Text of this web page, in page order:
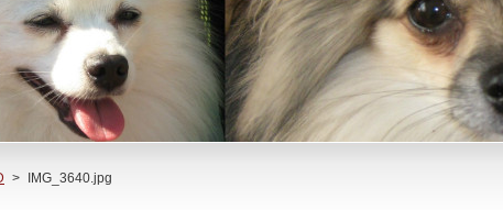
> IMG_3640.jpg